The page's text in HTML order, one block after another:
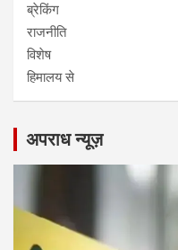
ब्रेकिंग
राजनीति
विशेष
हिमालय से
अपराध न्यूज़